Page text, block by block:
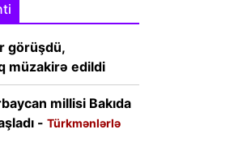
görüşdü,
müzakirə edildi
millisi Bakıda
- Türkmənlərlə